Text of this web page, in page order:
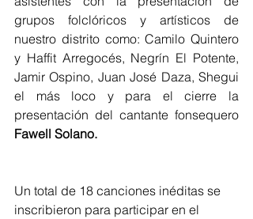
grupos folclóricos y artísticos de
nuestro distrito como: Camilo Quintero
y Haffit Arregocés, Negrín El Potente,
Jamir Ospino, Juan José Daza, Shegui
el más loco y para el cierre la
presentación del cantante fonsequero
Fawell Solano.
Un total de 18 canciones inéditas se
inscribieron para participar en el